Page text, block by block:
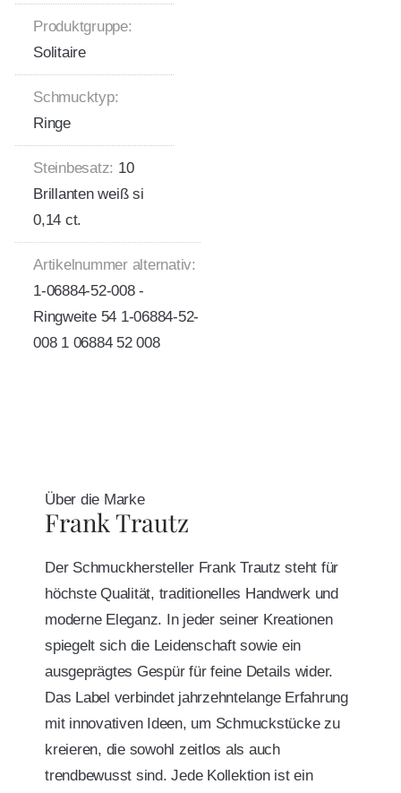
Produktgruppe:
Solitaire
Schmucktyp:
Ringe
Steinbesatz: 10
Brillanten weiß si
0,14 ct.
Artikelnummer alternativ:
1-06884-52-008 -
Ringweite 54 1-06884-52-
008 1 06884 52 008
Über die Marke
Frank Trautz
Der Schmuckhersteller Frank Trautz steht für
höchste Qualität, traditionelles Handwerk und
moderne Eleganz. In jeder seiner Kreationen
spiegelt sich die Leidenschaft sowie ein
ausgeprägtes Gespür für feine Details wider.
Das Label verbindet jahrzehntelange Erfahrung
mit innovativen Ideen, um Schmuckstücke zu
kreieren, die sowohl zeitlos als auch
trendbewusst sind. Jede Kollektion ist ein